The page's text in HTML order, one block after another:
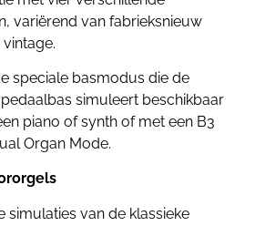
variërend van fabrieksnieuw
speciale basmodus die de
simuleert beschikbaar
piano of synth of met een B3
Organ Mode.
simulaties van de klassieke